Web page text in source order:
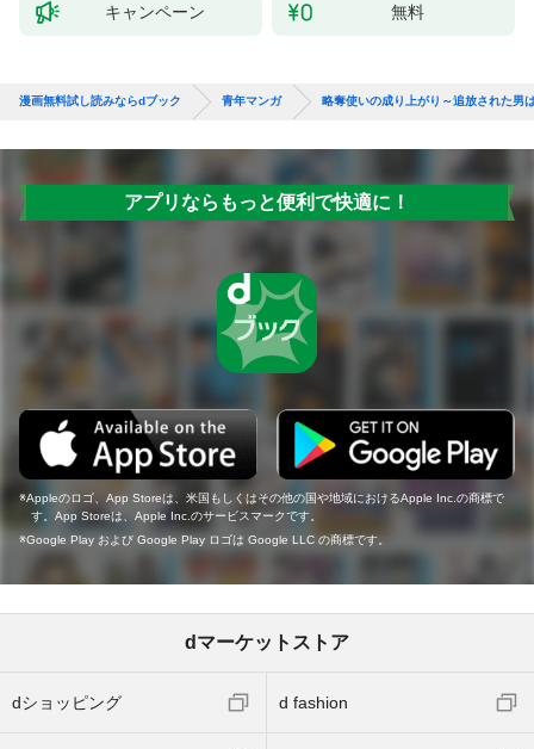
キャンペーン 無料
漫画無料試し読みならdブック 青年マンガ 略奪使いの成り上がり～追放された男
アプリならもっと便利で快適に！
Appleのロゴ、App Storeは、米国もしくはその他の国や地域におけるApple Inc.の商標で
す。App Storeは、Apple Inc.のサービスマークです。
Google Play および Google Play ロゴは Google LLC の商標です。
dマーケットストア
dショッピング d fashion